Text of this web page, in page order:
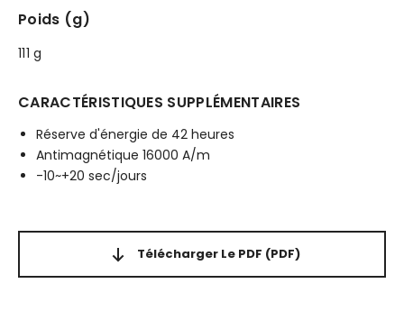
Poids (g)
111 g
CARACTÉRISTIQUES SUPPLÉMENTAIRES
Réserve d'énergie de 42 heures
Antimagnétique 16000 A/m
-10~+20 sec/jours
Télécharger Le PDF (PDF)